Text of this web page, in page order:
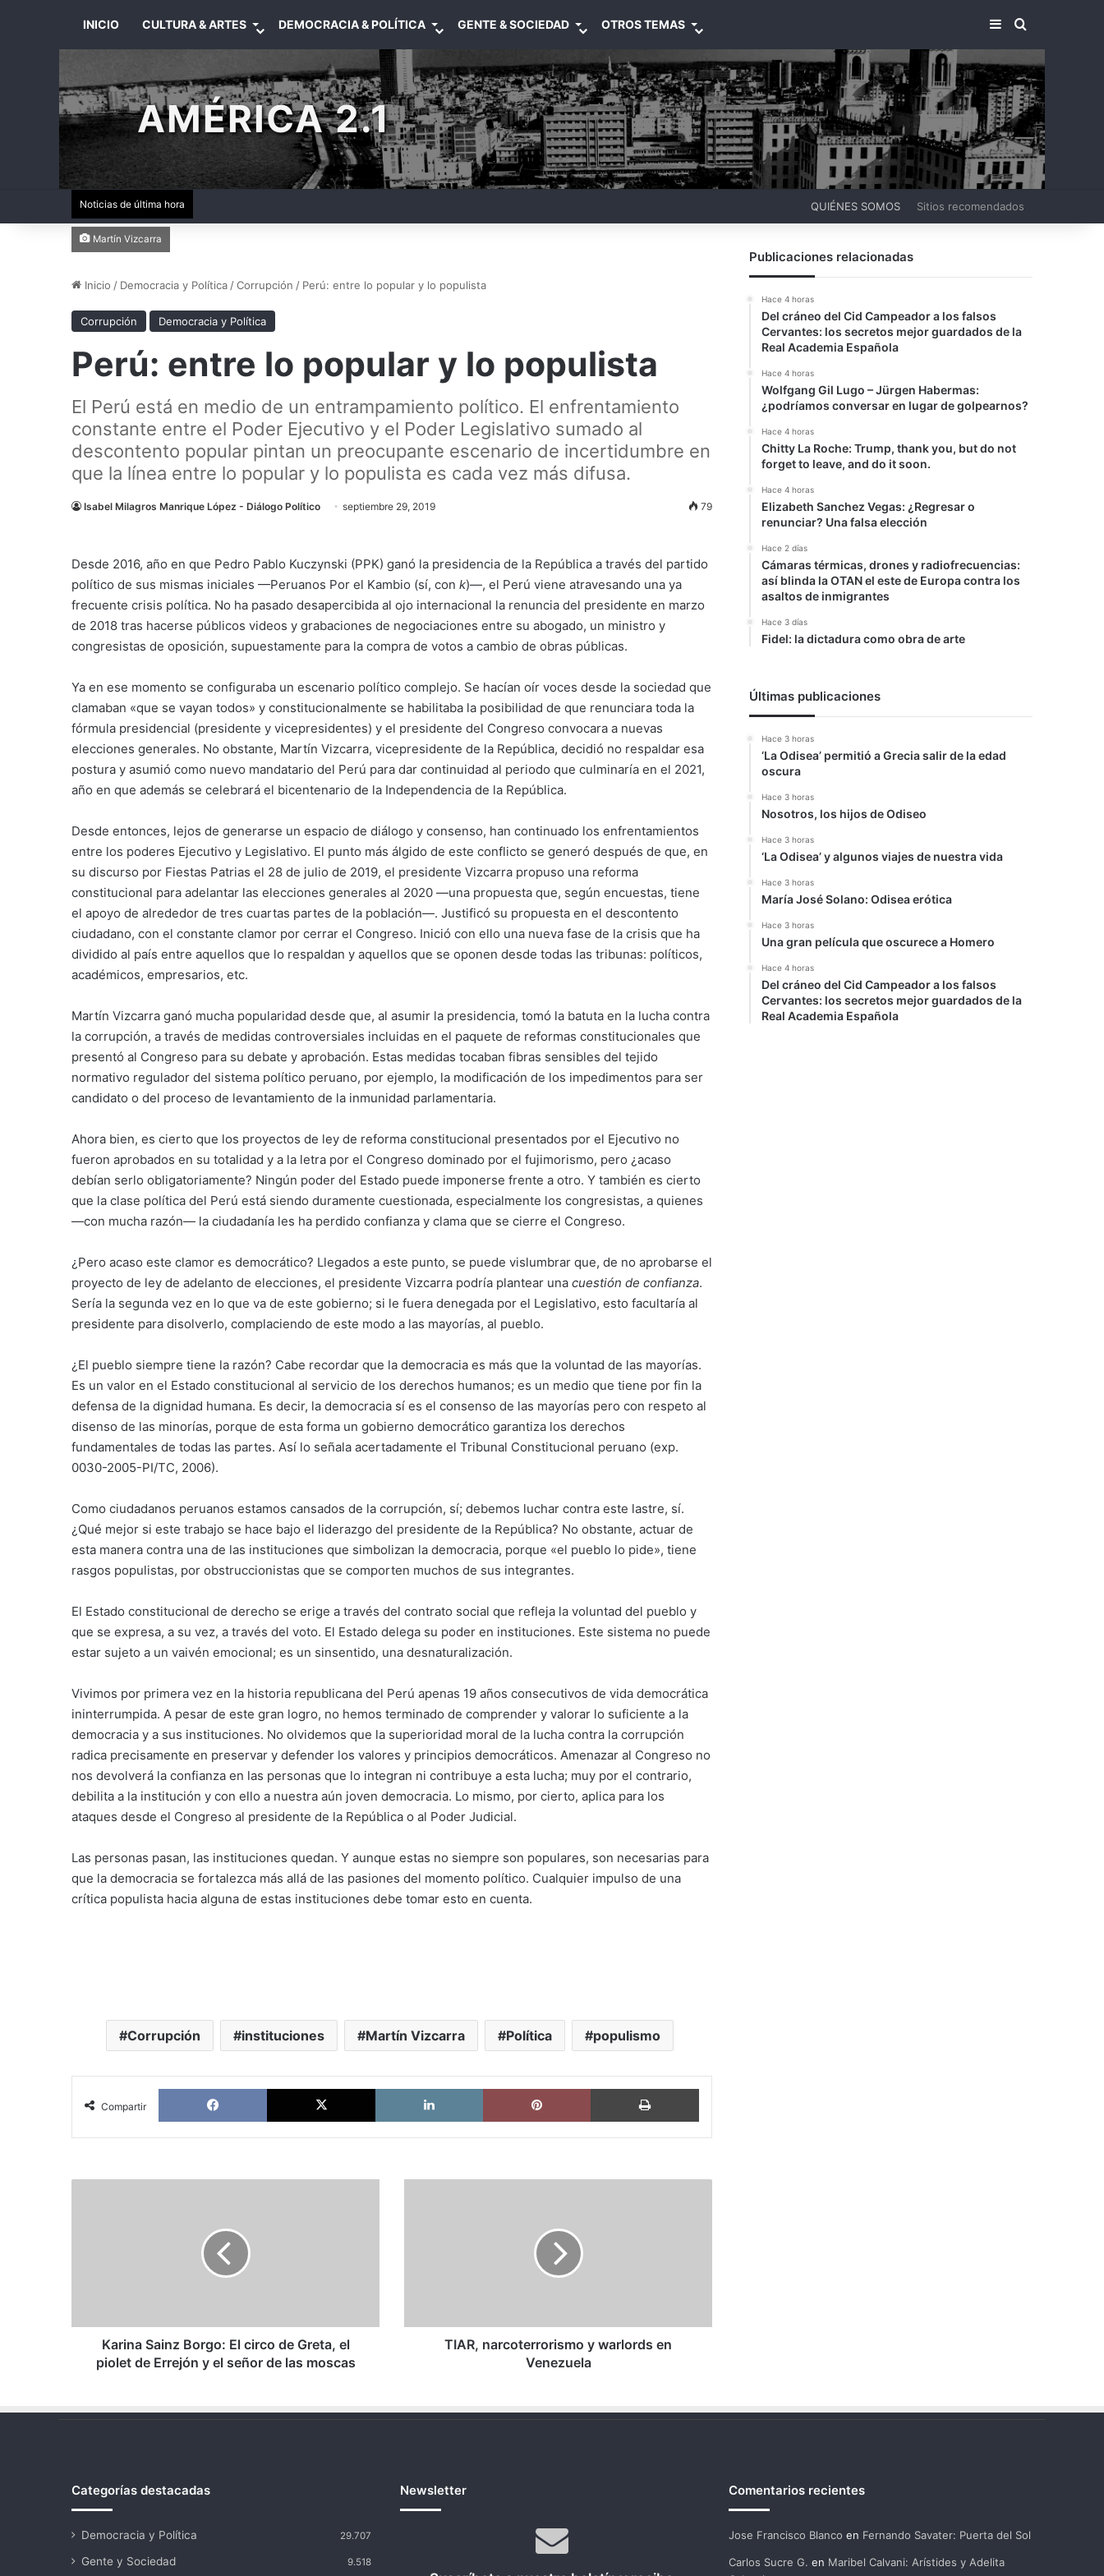
INICIO CULTURA & ARTES DEMOCRACIA & POLÍTICA GENTE & SOCIEDAD OTROS TEMAS BARRA LATERAL
BUSCAR
AMÉRICA 2.1
Noticias de última hora QUIÉNES SOMOS Sitios recomendados
Martín Vizcarra
Inicio / Democracia y Política /Corrupción / Perú: entre lo popular y lo populista
Corrupción Democracia y Política
Perú: entre lo popular y lo populista
El Perú está en medio de un entrampamiento político. El enfrentamiento
constante entre el Poder Ejecutivo y el Poder Legislativo sumado al
descontento popular pintan un preocupante escenario de incertidumbre en
que la línea entre lo popular y lo populista es cada vez más difusa.
Isabel Milagros Manrique López - Diálogo Político septiembre 29, 2019 79
Desde 2016, año en que Pedro Pablo Kuczynski (PPK) ganó la presidencia de la República a través del partido
político de sus mismas iniciales —Peruanos Por el Kambio (sí, con k)—, el Perú viene atravesando una ya
frecuente crisis política. No ha pasado desapercibida al ojo internacional la renuncia del presidente en marzo
de 2018 tras hacerse públicos videos y grabaciones de negociaciones entre su abogado, un ministro y
congresistas de oposición, supuestamente para la compra de votos a cambio de obras públicas.
Ya en ese momento se configuraba un escenario político complejo. Se hacían oír voces desde la sociedad que
clamaban «que se vayan todos» y constitucionalmente se habilitaba la posibilidad de que renunciara toda la
fórmula presidencial (presidente y vicepresidentes) y el presidente del Congreso convocara a nuevas
elecciones generales. No obstante, Martín Vizcarra, vicepresidente de la República, decidió no respaldar esa
postura y asumió como nuevo mandatario del Perú para dar continuidad al periodo que culminaría en el 2021,
año en que además se celebrará el bicentenario de la Independencia de la República.
Desde entonces, lejos de generarse un espacio de diálogo y consenso, han continuado los enfrentamientos
entre los poderes Ejecutivo y Legislativo. El punto más álgido de este conflicto se generó después de que, en
su discurso por Fiestas Patrias el 28 de julio de 2019, el presidente Vizcarra propuso una reforma
constitucional para adelantar las elecciones generales al 2020 —una propuesta que, según encuestas, tiene
el apoyo de alrededor de tres cuartas partes de la población—. Justificó su propuesta en el descontento
ciudadano, con el constante clamor por cerrar el Congreso. Inició con ello una nueva fase de la crisis que ha
dividido al país entre aquellos que lo respaldan y aquellos que se oponen desde todas las tribunas: políticos,
académicos, empresarios, etc.
Martín Vizcarra ganó mucha popularidad desde que, al asumir la presidencia, tomó la batuta en la lucha contra
la corrupción, a través de medidas controversiales incluidas en el paquete de reformas constitucionales que
presentó al Congreso para su debate y aprobación. Estas medidas tocaban fibras sensibles del tejido
normativo regulador del sistema político peruano, por ejemplo, la modificación de los impedimentos para ser
candidato o del proceso de levantamiento de la inmunidad parlamentaria.
Ahora bien, es cierto que los proyectos de ley de reforma constitucional presentados por el Ejecutivo no
fueron aprobados en su totalidad y a la letra por el Congreso dominado por el fujimorismo, pero ¿acaso
debían serlo obligatoriamente? Ningún poder del Estado puede imponerse frente a otro. Y también es cierto
que la clase política del Perú está siendo duramente cuestionada, especialmente los congresistas, a quienes
—con mucha razón— la ciudadanía les ha perdido confianza y clama que se cierre el Congreso.
¿Pero acaso este clamor es democrático? Llegados a este punto, se puede vislumbrar que, de no aprobarse el
proyecto de ley de adelanto de elecciones, el presidente Vizcarra podría plantear una cuestión de confianza.
Sería la segunda vez en lo que va de este gobierno; si le fuera denegada por el Legislativo, esto facultaría al
presidente para disolverlo, complaciendo de este modo a las mayorías, al pueblo.
¿El pueblo siempre tiene la razón? Cabe recordar que la democracia es más que la voluntad de las mayorías.
Es un valor en el Estado constitucional al servicio de los derechos humanos; es un medio que tiene por fin la
defensa de la dignidad humana. Es decir, la democracia sí es el consenso de las mayorías pero con respeto al
disenso de las minorías, porque de esta forma un gobierno democrático garantiza los derechos
fundamentales de todas las partes. Así lo señala acertadamente el Tribunal Constitucional peruano (exp.
0030-2005-PI/TC, 2006).
Como ciudadanos peruanos estamos cansados de la corrupción, sí; debemos luchar contra este lastre, sí.
¿Qué mejor si este trabajo se hace bajo el liderazgo del presidente de la República? No obstante, actuar de
esta manera contra una de las instituciones que simbolizan la democracia, porque «el pueblo lo pide», tiene
rasgos populistas, por obstruccionistas que se comporten muchos de sus integrantes.
El Estado constitucional de derecho se erige a través del contrato social que refleja la voluntad del pueblo y
que se expresa, a su vez, a través del voto. El Estado delega su poder en instituciones. Este sistema no puede
estar sujeto a un vaivén emocional; es un sinsentido, una desnaturalización.
Vivimos por primera vez en la historia republicana del Perú apenas 19 años consecutivos de vida democrática
ininterrumpida. A pesar de este gran logro, no hemos terminado de comprender y valorar lo suficiente a la
democracia y a sus instituciones. No olvidemos que la superioridad moral de la lucha contra la corrupción
radica precisamente en preservar y defender los valores y principios democráticos. Amenazar al Congreso no
nos devolverá la confianza en las personas que lo integran ni contribuye a esta lucha; muy por el contrario,
debilita a la institución y con ello a nuestra aún joven democracia. Lo mismo, por cierto, aplica para los
ataques desde el Congreso al presidente de la República o al Poder Judicial.
Las personas pasan, las instituciones quedan. Y aunque estas no siempre son populares, son necesarias para
que la democracia se fortalezca más allá de las pasiones del momento político. Cualquier impulso de una
crítica populista hacia alguna de estas instituciones debe tomar esto en cuenta.
Corrupción instituciones Martín Vizcarra Política populismo
Compartir
Facebook X LinkedIn Pinterest Imprimir
piolet
Errejón
señor
Karina Sainz Borgo: El circo de Greta, el
piolet de Errejón y el señor de las moscas
TIAR, narcoterrorismo y warlords en
Venezuela
Publicaciones relacionadas
Hace 4 horas
Del cráneo del Cid Campeador a los falsos
Cervantes: los secretos mejor guardados de la
Real Academia Española
Hace 4 horas
Wolfgang Gil Lugo – Jürgen Habermas:
¿podríamos conversar en lugar de golpearnos?
Hace 4 horas
Chitty La Roche: Trump, thank you, but do not
forget to leave, and do it soon.
Hace 4 horas
Elizabeth Sanchez Vegas: ¿Regresar o
renunciar? Una falsa elección
Hace 2 días
Cámaras térmicas, drones y radiofrecuencias:
así blinda la OTAN el este de Europa contra los
asaltos de inmigrantes
Hace 3 días
Fidel: la dictadura como obra de arte
Últimas publicaciones
Hace 3 horas
‘La Odisea’ permitió a Grecia salir de la edad
oscura
Hace 3 horas
Nosotros, los hijos de Odiseo
Hace 3 horas
‘La Odisea’ y algunos viajes de nuestra vida
Hace 3 horas
María José Solano: Odisea erótica
Hace 3 horas
Una gran película que oscurece a Homero
Hace 4 horas
Del cráneo del Cid Campeador a los falsos
Cervantes: los secretos mejor guardados de la
Real Academia Española
Categorías destacadas
Democracia y Política 29.707
Gente y Sociedad 9.518
Newsletter Comentarios recientes
Jose Francisco Blanco en Fernando Savater: Puerta del Sol
Carlos Sucre G. en Maribel Calvani: Arístides y Adelita